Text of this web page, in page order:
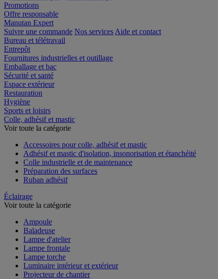
Promotions
Offre responsable
Manutan Expert
Suivre une commande Nos services Aide et contact
Bureau et télétravail
Entrepôt
Fournitures industrielles et outillage
Emballage et bac
Sécurité et santé
Espace extérieur
Restauration
Hygiène
Sports et loisirs
Colle, adhésif et mastic
Voir toute la catégorie
Accessoires pour colle, adhésif et mastic
Adhésif et mastic d'isolation, insonorisation et étanchéité
Colle industrielle et de maintenance
Préparation des surfaces
Ruban adhésif
Éclairage
Voir toute la catégorie
Ampoule
Baladeuse
Lampe d'atelier
Lampe frontale
Lampe torche
Luminaire intérieur et extérieur
Projecteur de chantier